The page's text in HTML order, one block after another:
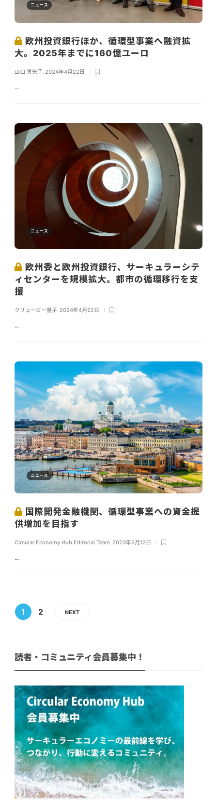
ニュース
欧州投資銀行ほか、循環型事業へ融資拡
大。2025年までに160億ユーロ
山口 真矢子, 2024年4月22日
...
ニュース
欧州委と欧州投資銀行、サーキュラーシテ
ィセンターを規模拡大。都市の循環移行を支
援
クリューガー量子 2024年4月22日
...
ニュース
国際開発金融機関、循環型事業への資金提
供増加を目指す
Circular Economy Hub Editorial Team, 2023年6月12日
...
1 2 NEXT
読者・コミュニティ会員募集中！